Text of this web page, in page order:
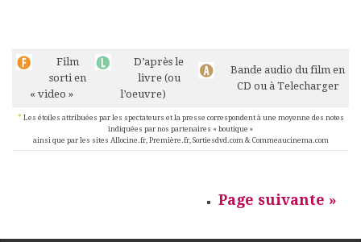
Film
sorti en
« video »
D’après le
livre (ou
l’oeuvre)
Bande audio du film en
CD ou à Telecharger
*Les étoiles attribuées par les spectateurs et la presse correspondent à une moyenne des notes
indiquées par nos partenaires « boutique »
ainsi que par les sites Allocine.fr, Première.fr, Sortiesdvd.com & Commeaucinema.com
Page suivante »